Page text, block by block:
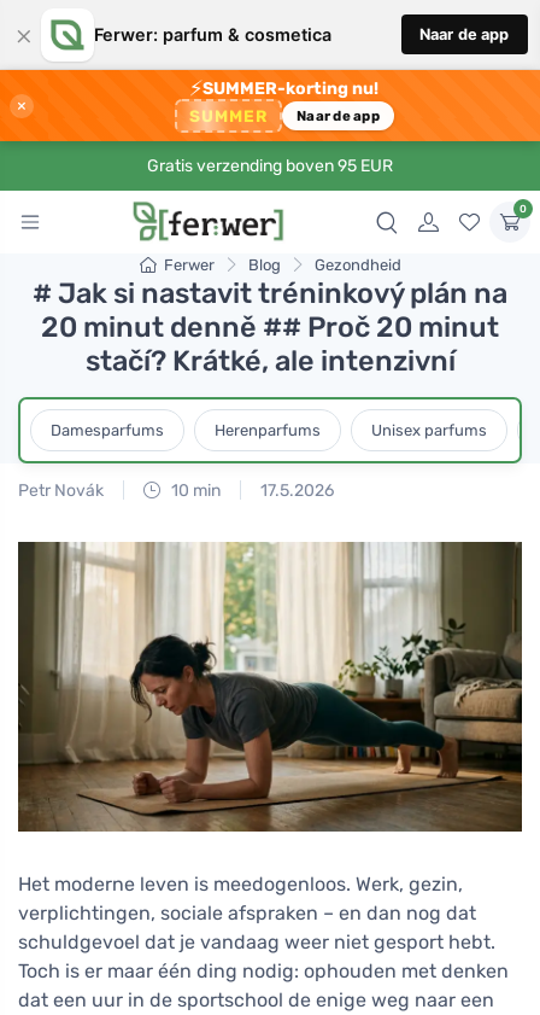
× Ferwer: parfum & cosmetica Naar de app
×
⚡SUMMER-korting nu!
SUMMER Naar de app
Gratis verzending boven 95 EUR
0
Ferwer Blog Gezondheid
# Jak si nastavit tréninkový plán na
20 minut denně ## Proč 20 minut
stačí? Krátké, ale intenzivní
Damesparfums Herenparfums Unisex parfums
Petr Novák 10 min 17.5.2026
Het moderne leven is meedogenloos. Werk, gezin,
verplichtingen, sociale afspraken – en dan nog dat
schuldgevoel dat je vandaag weer niet gesport hebt.
Toch is er maar één ding nodig: ophouden met denken
dat een uur in de sportschool de enige weg naar een